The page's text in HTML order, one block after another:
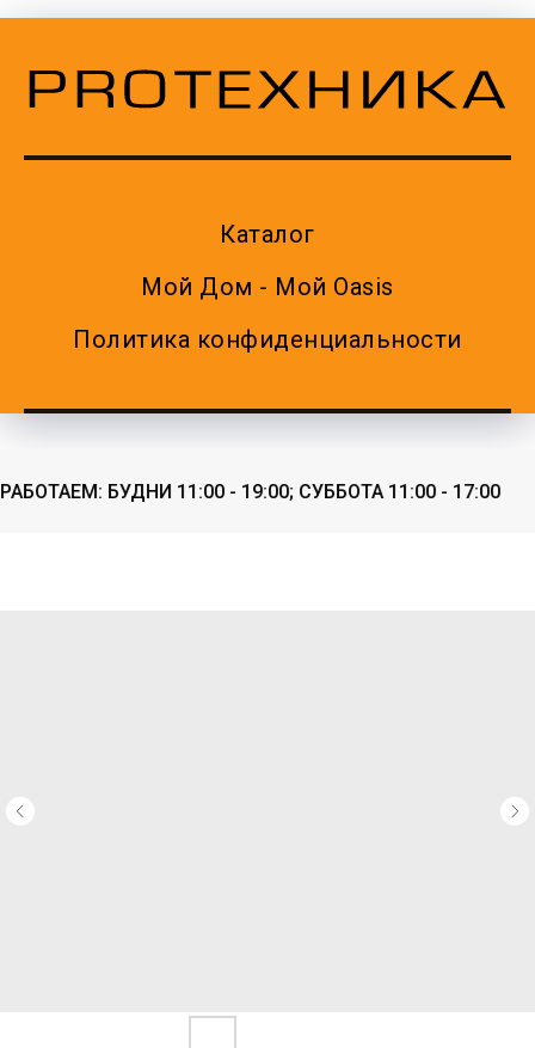
Каталог
Мой Дом - Мой Oasis
Политика конфиденциальности
БУДНИ 11:00 - 19:00; СУББОТА 11:00 - 17:00